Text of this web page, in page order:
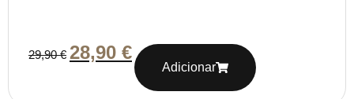
29,90€ 28,90 €
Adicionar